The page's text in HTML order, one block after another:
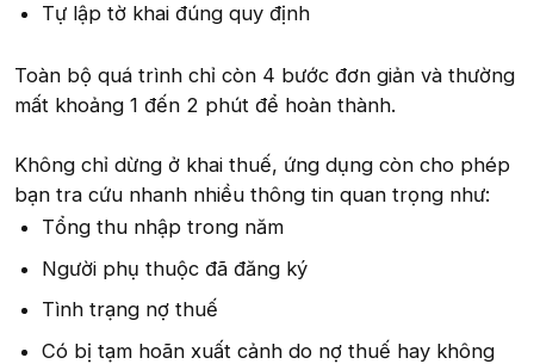
Tự lập tờ khai đúng quy định
Toàn bộ quá trình chỉ còn 4 bước đơn giản và thường
mất khoảng 1 đến 2 phút để hoàn thành.
Không chỉ dừng ở khai thuế, ứng dụng còn cho phép
bạn tra cứu nhanh nhiều thông tin quan trọng như:
Tổng thu nhập trong năm
Người phụ thuộc đã đăng ký
Tình trạng nợ thuế
Có bị tạm hoãn xuất cảnh do nợ thuế hay không